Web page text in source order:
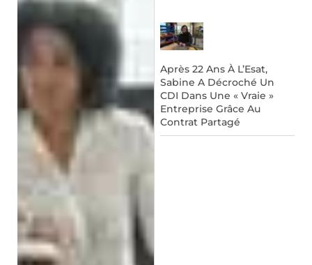
Après 22 Ans À L’Esat,
Sabine A Décroché Un
CDI Dans Une « Vraie »
Entreprise Grâce Au
Contrat Partagé